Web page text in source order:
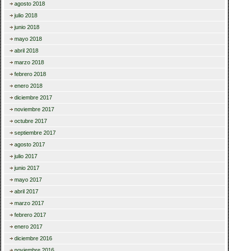
agosto 2018
julio 2018
junio 2018
mayo 2018
abril 2018
marzo 2018
febrero 2018
enero 2018
diciembre 2017
noviembre 2017
octubre 2017
septiembre 2017
agosto 2017
julio 2017
junio 2017
mayo 2017
abril 2017
marzo 2017
febrero 2017
enero 2017
diciembre 2016